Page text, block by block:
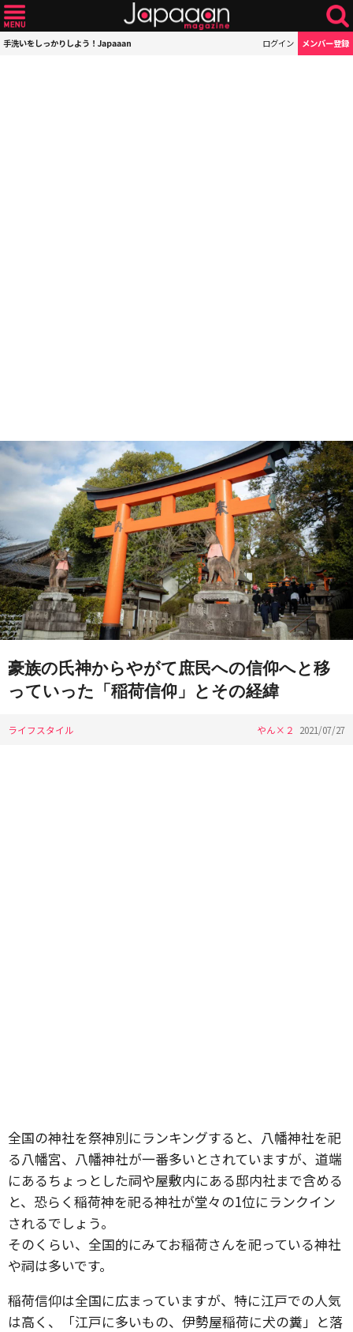
手洗いをしっかりしよう！Japaaan ログイン メンバー登録
豪族の氏神からやがて庶民への信仰へと移
っていった「稲荷信仰」とその経緯
ライフスタイル やん×２ 2021/07/27
全国の神社を祭神別にランキングすると、八幡神社を祀
る八幡宮、八幡神社が一番多いとされていますが、道端
にあるちょっとした祠や屋敷内にある邸内社まで含める
と、恐らく稲荷神を祀る神社が堂々の1位にランクイン
されるでしょう。
そのくらい、全国的にみてお稲荷さんを祀っている神社
や祠は多いです。
稲荷信仰は全国に広まっていますが、特に江戸での人気
は高く、「江戸に多いもの、伊勢屋稲荷に犬の糞」と落